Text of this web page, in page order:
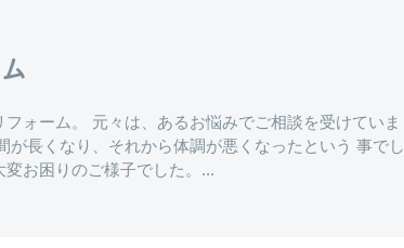
宿泊施設 SELECT
ォーム。 元々は、あるお悩みでご相談を受けていま
が長くなり、それから体調が悪くなったという 事でし
お困りのご様子でした。...